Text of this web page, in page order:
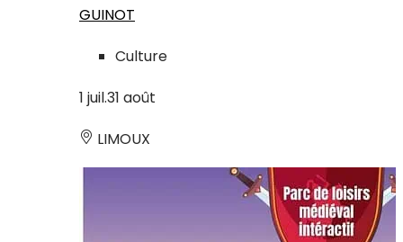
GUINOT
Culture
1 juil.31 août
LIMOUX